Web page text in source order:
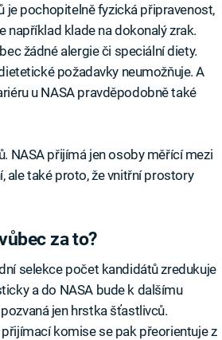
je pochopitelně fyzická připravenost,
například klade na dokonalý zrak.
žádné alergie či speciální diety.
požadavky neumožňuje. A
u NASA pravděpodobně také
NASA přijímá jen osoby měřící mezi
ale také proto, že vnitřní prostory
za to?
selekce počet kandidátů zredukuje
a do NASA bude k dalšímu
jen hrstka šťastlivců.
komise se pak přeorientuje z